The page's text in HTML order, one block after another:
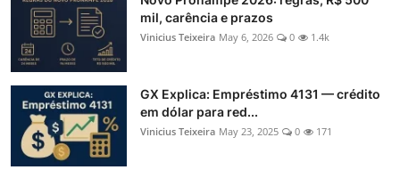
mil, carência e prazos
Vinicius Teixeira May 6, 2026 0 1.4k
GX Explica: Empréstimo 4131 — crédito
em dólar para red...
Vinicius Teixeira May 23, 2025 0 171